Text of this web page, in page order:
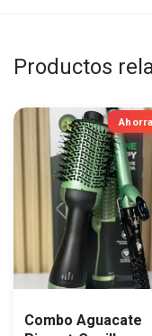
Productos
Ahorra
Combo Aguacate